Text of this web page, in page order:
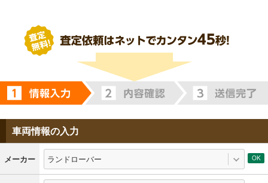
車両情報の入力
メーカー ランドローバー